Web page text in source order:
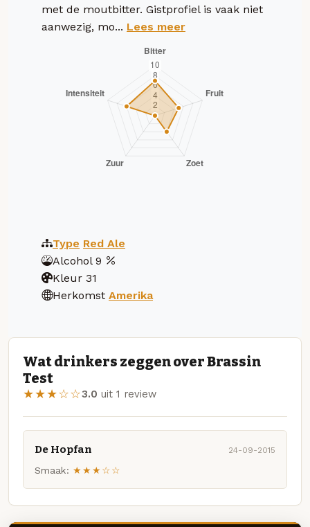
met de moutbitter. Gistprofiel is vaak niet
aanwezig, mo... Lees meer
Type Red Ale
Alcohol 9
Kleur 31
Herkomst Amerika
Wat drinkers zeggen over Brassin
Test
★★★☆☆3.0 uit 1 review
De Hopfan 24-09-2015
Smaak: ★★★☆☆